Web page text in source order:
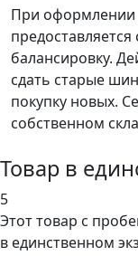
При
балансировку.
сдать старые
покупку новых.
собственном
Товар в
5
Этот товар с
в единственном